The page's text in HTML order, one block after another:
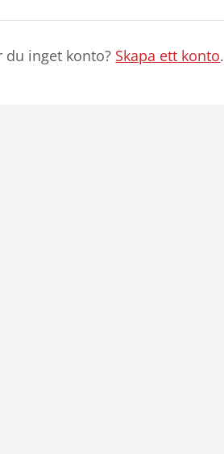
du inget konto? Skapa ett konto.